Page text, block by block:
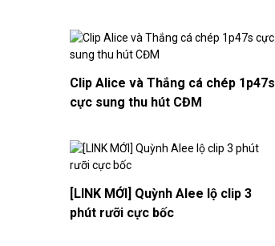
Clip Alice và Thắng cá chép 1p47s
cực sung thu hút CĐM
[LINK MỚI] Quỳnh Alee lộ clip 3
phút rưỡi cực bốc